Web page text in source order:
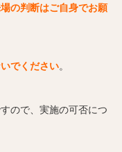
の判断はご自身でお願
でください。
ので、実施の可否につ